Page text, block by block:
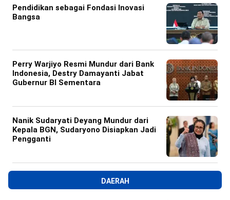
Pendidikan sebagai Fondasi Inovasi
Bangsa
Perry Warjiyo Resmi Mundur dari Bank
Indonesia, Destry Damayanti Jabat
Gubernur BI Sementara
Nanik Sudaryati Deyang Mundur dari
Kepala BGN, Sudaryono Disiapkan Jadi
Pengganti
DAERAH